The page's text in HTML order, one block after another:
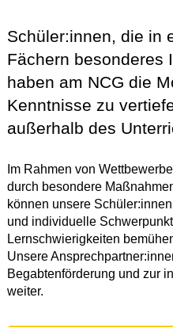
Schüler:innen, die in
Fächern besonderes
haben am NCG die
Kenntnisse zu
außerhalb des
Im Rahmen von
durch besondere
können unsere
und individuelle
Lernschwierigkeiten
Unsere
Begabtenförderung und zur
weiter.